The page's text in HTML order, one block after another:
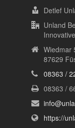
Detlef
Unland
Wiedmar
87629
08363 /
08363 /
https://